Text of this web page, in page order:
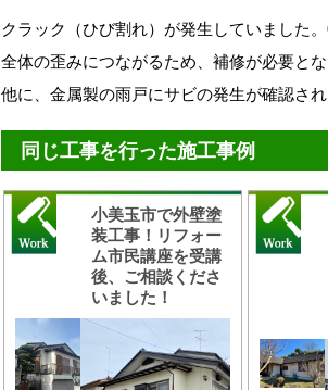
クラック（ひび割れ）が発生していました
全体の歪みにつながるため、補修が必要とな
他に、金属製の雨戸にサビの発生が確認さ
同じ工事を行った施工事例
小美玉市で外壁塗
装工事！リフォー
ム市民講座を受講
後、ご相談くださ
いました！